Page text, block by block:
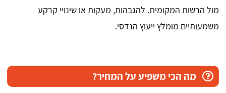
מול הרשות המקומית. להגבהות, מעקות או שינויי קרקע
משמעותיים מומלץ ייעוץ הנדסי.
מה הכי משפיע על המחיר?